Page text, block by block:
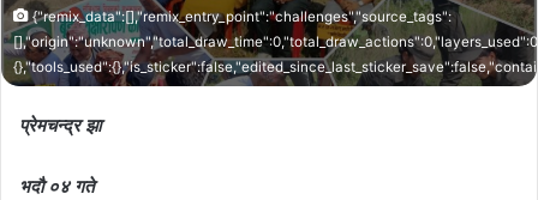
{"remix_data":[],"remix_entry_point":"challenges","source_tags":
प्रेमचन्द्र झा
भदाै ०४ गते